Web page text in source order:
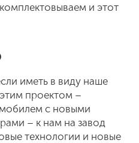
и этот
иметь в виду наше
проектом –
с новыми
– к нам на завод
технологии и новые